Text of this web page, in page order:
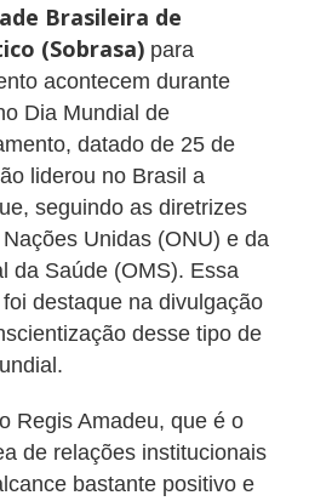
Brasileira de
(Sobrasa) para
acontecem durante
Dia Mundial de
datado de 25 de
liderou no Brasil a
seguindo as diretrizes
Unidas (ONU) e da
da Saúde (OMS). Essa
destaque na divulgação
desse tipo de
Regis Amadeu, que é o
de relações institucionais
bastante positivo e